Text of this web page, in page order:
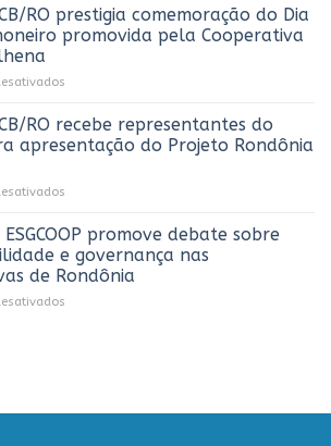
Rondônia
e
reconhece
de
comunicação
cooperativista
fortalece
Rondônia
e
no
AnuárioCoop
RO prestigia comemoração do Dia
promovida pela Cooperativa
OCB/RO
prestigia
comemoração
Caminhoneiro
promovida
pela
Cooperativa
RO recebe representantes do
apresentação do Projeto Rondônia
OCB/RO
recebe
representantes
do
Conecta
promove debate sobre
e governança nas
de Rondônia
sustentabilidade